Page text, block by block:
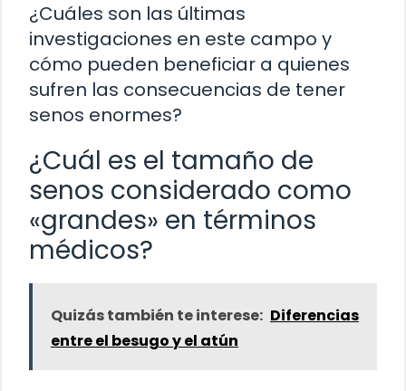
¿Cuáles son las últimas
investigaciones en este campo y
cómo pueden beneficiar a quienes
sufren las consecuencias de tener
senos enormes?
¿Cuál es el tamaño de
senos considerado como
«grandes» en términos
médicos?
Quizás también te interese: Diferencias
entre el besugo y el atún